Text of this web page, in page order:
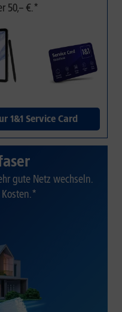
50,– €.*
1&1 Service Card
gute Netz wechseln.